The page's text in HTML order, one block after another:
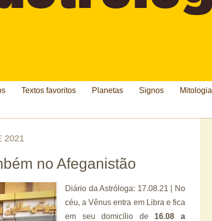
Textos favoritos Planetas Signos Mitologia
2021
no Afeganistão
Diário da Astróloga: 17.08.21 | No
céu, a Vênus entra em Libra e fica
em seu domicílio de 16.08 a